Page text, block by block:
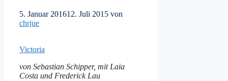
5. Januar 201612. Juli 2015 von
chrjue
Victoria
von Sebastian Schipper, mit Laia
Costa und Frederick Lau